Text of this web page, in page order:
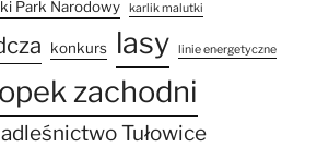
Park Narodowy karlik malutki
konkurs lasy linie energetyczne
zachodni
Tułowice